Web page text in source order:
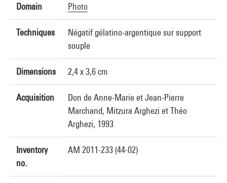
Domain Photo
Techniques
Négatif gélatino-argentique sur support
souple
Dimensions 2,4 x 3,6 cm
Acquisition
Don de Anne-Marie et Jean-Pierre
Marchand, Mitzura Arghezi et Théo
Arghezi, 1993
Inventory
no.
AM 2011-233 (44-02)